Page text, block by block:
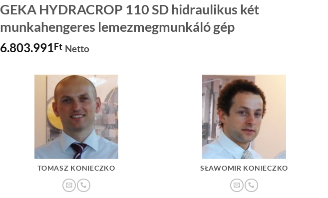
GEKA HYDRACROP 110 SD hidraulikus két
munkahengeres lemezmegmunkáló gép
6.803.991Ft Netto
TOMASZ KONIECZKO SŁAWOMIR KONIECZKO